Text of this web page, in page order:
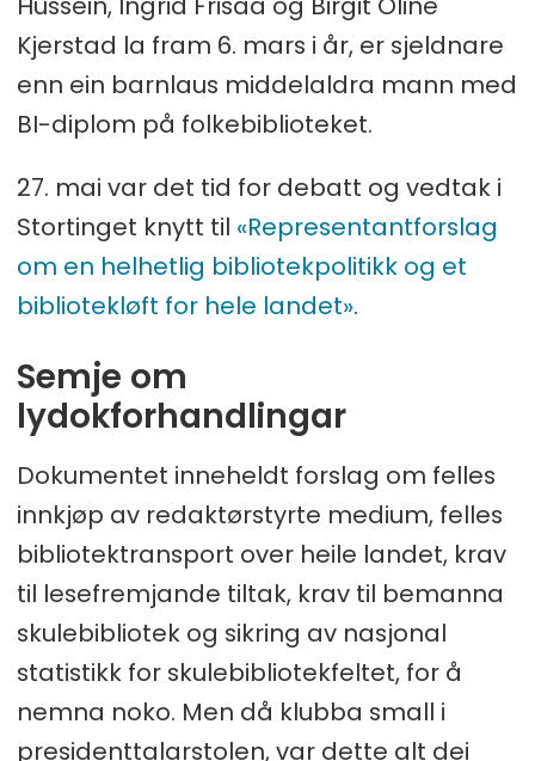
Kjerstad la fram 6. mars i år, er sjeldnare
enn ein barnlaus middelaldra mann med
BI-diplom på folkebiblioteket.
27. mai var det tid for debatt og vedtak i
Stortinget knytt til «Representantforslag
om en helhetlig bibliotekpolitikk og et
bibliotekløft for hele landet».
Semje om
lydokforhandlingar
Dokumentet inneheldt forslag om felles
innkjøp av redaktørstyrte medium, felles
bibliotektransport over heile landet, krav
til lesefremjande tiltak, krav til bemanna
skulebibliotek og sikring av nasjonal
statistikk for skulebibliotekfeltet, for å
nemna noko. Men då klubba small i
presidenttalarstolen, var dette alt dei